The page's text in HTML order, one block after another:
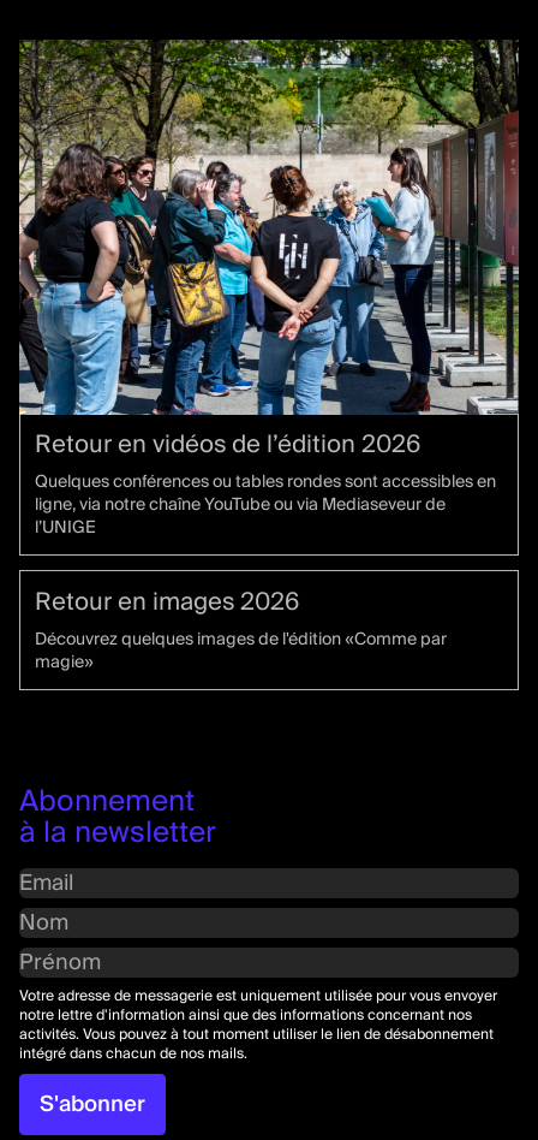
Actualités
Retour en vidéos de l’édition 2026
Quelques conférences ou tables rondes sont accessibles en
ligne, via notre chaîne YouTube ou via Mediaseveur de
l’UNIGE
Retour en images 2026
Découvrez quelques images de l'édition «Comme par
magie»
Abonnement
à la newsletter
Votre adresse de messagerie est uniquement utilisée pour vous envoyer
notre lettre d'information ainsi que des informations concernant nos
activités. Vous pouvez à tout moment utiliser le lien de désabonnement
intégré dans chacun de nos mails.